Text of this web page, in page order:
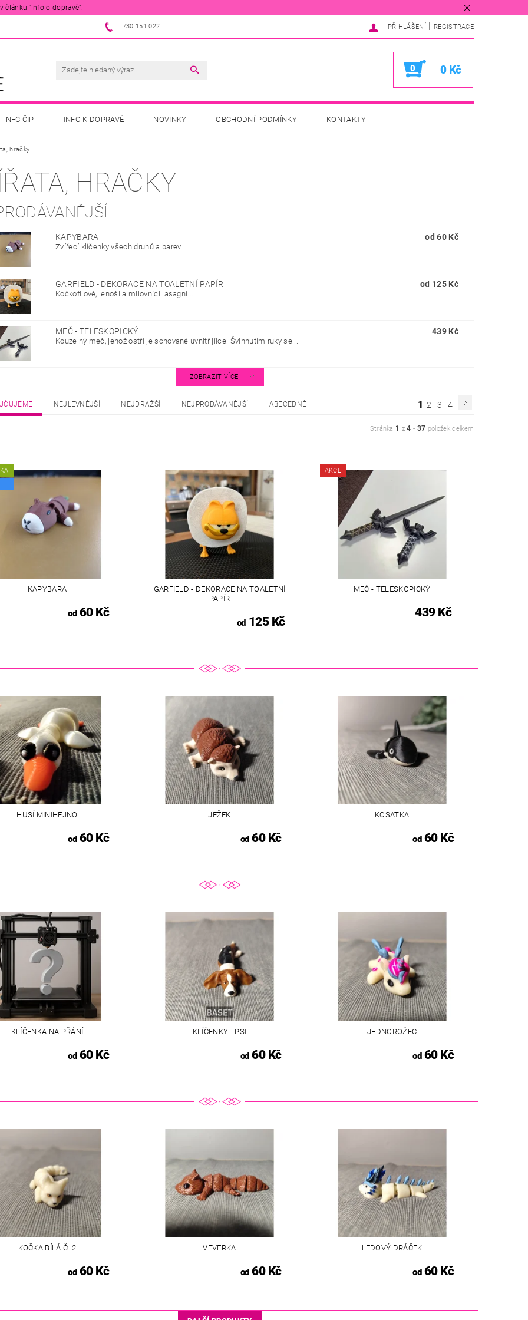
článku "Info o dopravě".
730 151 022 PŘIHLÁŠENÍ REGISTRACE
0 0 Kč
NFC ČIP INFO K DOPRAVĚ NOVINKY OBCHODNÍ PODMÍNKY KONTAKTY
hračky
HRAČKY
KAPYBARA
Zvířecí klíčenky všech druhů a barev.
od 60 Kč
GARFIELD - DEKORACE NA TOALETNÍ PAPÍR
Kočkofilové, lenoši a milovníci lasagní....
od 125 Kč
MEČ - TELESKOPICKÝ
Kouzelný meč, jehož ostří je schované uvnitř jílce. Švihnutím ruky se...
439 Kč
ZOBRAZIT VÍCE
NEJLEVNĚJŠÍ NEJDRAŽŠÍ NEJPRODÁVANĚJŠÍ ABECEDNĚ 1 2 3 4
Stránka 1 z4 - 37 položek celkem
KAPYBARA
od60 Kč
GARFIELD - DEKORACE NA TOALETNÍ
PAPÍR
od 125 Kč
AKCE
MEČ - TELESKOPICKÝ
439 Kč
HUSÍ MINIHEJNO
od60 Kč
JEŽEK
od60 Kč
KOSATKA
od60 Kč
KLÍČENKA NA PŘÁNÍ
od60 Kč
KLÍČENKY - PSI
od60 Kč
JEDNOROŽEC
od60 Kč
KOČKA BÍLÁ Č. 2
od60 Kč
VEVERKA
od60 Kč
LEDOVÝ DRÁČEK
od60 Kč